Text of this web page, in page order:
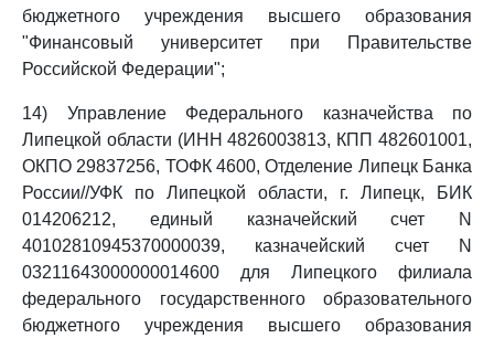
бюджетного учреждения высшего образования
"Финансовый университет при Правительстве
Российской Федерации";
14) Управление Федерального казначейства по
Липецкой области (ИНН 4826003813, КПП 482601001,
ОКПО 29837256, ТОФК 4600, Отделение Липецк Банка
России//УФК по Липецкой области, г. Липецк, БИК
014206212, единый казначейский счет N
40102810945370000039, казначейский счет N
03211643000000014600 для Липецкого филиала
федерального государственного образовательного
бюджетного учреждения высшего образования